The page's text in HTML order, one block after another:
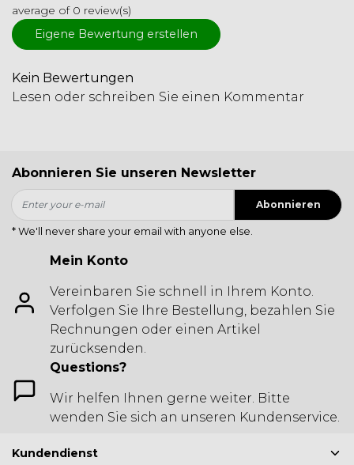
average of 0 review(s)
Eigene Bewertung erstellen
Kein Bewertungen
Lesen oder schreiben Sie einen Kommentar
Abonnieren Sie unseren Newsletter
Abonnieren
* We'll never share your email with anyone else.
Mein Konto
Vereinbaren Sie schnell in Ihrem Konto.
Verfolgen Sie Ihre Bestellung, bezahlen Sie
Rechnungen oder einen Artikel
zurücksenden.
Questions?
Wir helfen Ihnen gerne weiter. Bitte
wenden Sie sich an unseren Kundenservice.
Kundendienst